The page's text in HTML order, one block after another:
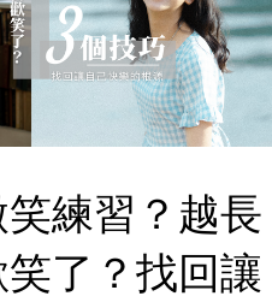
練習？越長
了？找回讓